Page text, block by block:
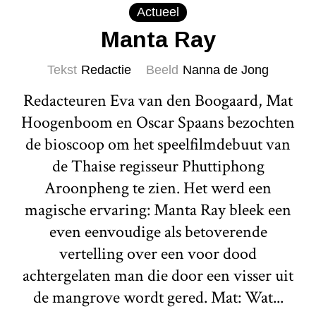
Actueel
Manta Ray
Tekst Redactie Beeld Nanna de Jong
Redacteuren Eva van den Boogaard, Mat
Hoogenboom en Oscar Spaans bezochten
de bioscoop om het speelfilmdebuut van
de Thaise regisseur Phuttiphong
Aroonpheng te zien. Het werd een
magische ervaring: Manta Ray bleek een
even eenvoudige als betoverende
vertelling over een voor dood
achtergelaten man die door een visser uit
de mangrove wordt gered. Mat: Wat...